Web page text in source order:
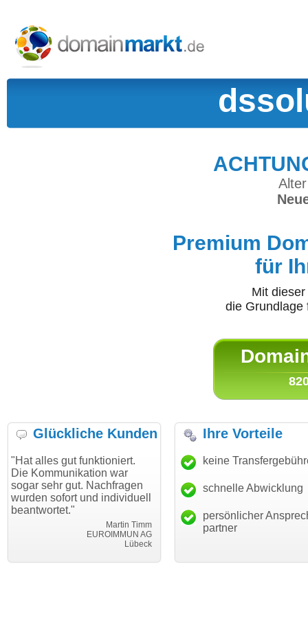
Premium
für
Mit
die
Glückliche Kunden
funktioniert.
war
gut. Nachfragen
und individuell
EUROIMMUN AG
"Danke für den schnellen
Transfer und guten Service!"
Thomas Schäfer
i can eckert communication GmbH
"Ich bin
haben.
mein
Ihre Vorteile
keine
schnelle Abwicklung
persönlicher
partner